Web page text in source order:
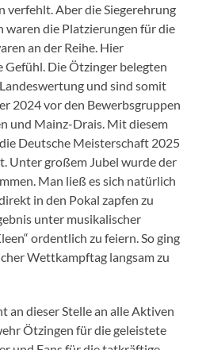
verfehlt. Aber die Siegerehrung
waren die Platzierungen für die
an der Reihe. Hier
Gefühl. Die Ötzinger belegten
und sind somit
2024 vor den Bewerbsgruppen
und Mainz-Drais. Mit diesem
Deutsche Meisterschaft 2025
Unter großem Jubel wurde der
Man ließ es sich natürlich
in den Pokal zapfen zu
unter musikalischer
ordentlich zu feiern. So ging
Wettkampftag langsam zu
an dieser Stelle an alle Aktiven
Ötzingen für die geleistete